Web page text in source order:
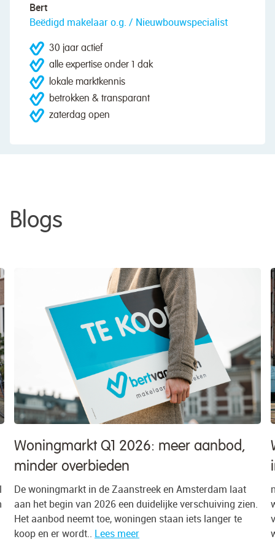
Bert
Beëdigd makelaar o.g. / Nieuwbouwspecialist
30 jaar actief
alle expertise onder 1 dak
lokale marktkennis
betrokken & transparant
zaterdag open
Blogs
laat
zien.
te
Wat doet de huizenmarkt in
in 2026?
n het tweede kwartaal van 2026 werd 78% van alle
woningen in de gemeente Amsterdam verkocht
vraagprijs, tegen 75% een kwartaal eerder.
werd 7,1% meer betaald dan..